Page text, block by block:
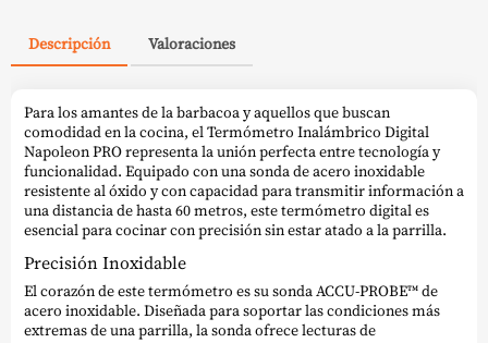
Descripción Valoraciones
Para los amantes de la barbacoa y aquellos que buscan
comodidad en la cocina, el Termómetro Inalámbrico Digital
Napoleon PRO representa la unión perfecta entre tecnología y
funcionalidad. Equipado con una sonda de acero inoxidable
resistente al óxido y con capacidad para transmitir información a
una distancia de hasta 60 metros, este termómetro digital es
esencial para cocinar con precisión sin estar atado a la parrilla.
Precisión Inoxidable
El corazón de este termómetro es su sonda ACCU-PROBE™ de
acero inoxidable. Diseñada para soportar las condiciones más
extremas de una parrilla, la sonda ofrece lecturas de